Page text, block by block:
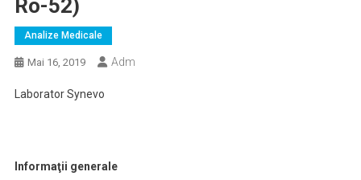
Ro-52)
Analize Medicale
Mai 16, 2019 Adm
Laborator Synevo
Informaţii generale